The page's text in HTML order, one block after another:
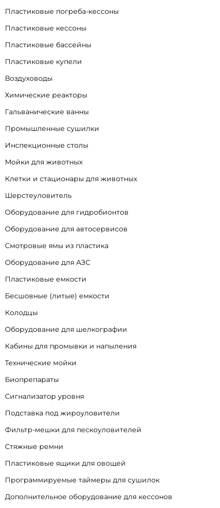
Пластиковые погреба-кессоны
Пластиковые кессоны
Пластиковые бассейны
Пластиковые купели
Воздуховоды
Химические реакторы
Гальванические ванны
Промышленные сушилки
Инспекционные столы
Мойки для животных
Клетки и стационары для животных
Шерстеуловитель
Оборудование для гидробионтов
Оборудование для автосервисов
Смотровые ямы из пластика
Оборудование для АЗС
Пластиковые емкости
Бесшовные (литые) емкости
Колодцы
Оборудование для шелкографии
Кабины для промывки и напыления
Технические мойки
Биопрепараты
Сигнализатор уровня
Подставка под жироуловители
Фильтр-мешки для пескоуловителей
Стяжные ремни
Пластиковые ящики для овощей
Программируемые таймеры для сушилок
Дополнительное оборудование для кессонов